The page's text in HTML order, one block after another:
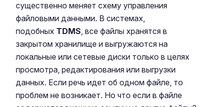
существенно меняет схему управления
файловыми данными. В системах,
подобных TDMS, все файлы хранятся в
закрытом хранилище и выгружаются на
локальные или сетевые диски только в целях
просмотра, редактирования или выгрузки
данных. Если речь идет об одном файле, то
проблем не возникает. Но что если в файле